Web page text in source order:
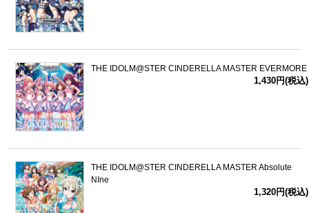
THE IDOLM@STER CINDERELLA MASTER EVERMORE
1,430円(税込)
THE IDOLM@STER CINDERELLA MASTER Absolute
NIne
1,320円(税込)